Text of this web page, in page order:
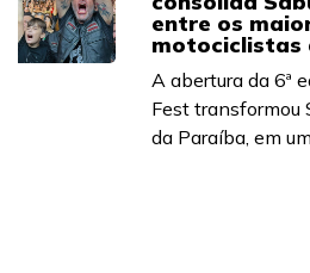
entre os
motociclistas
A abertura da 6ª
Fest transformou
da Paraíba, em